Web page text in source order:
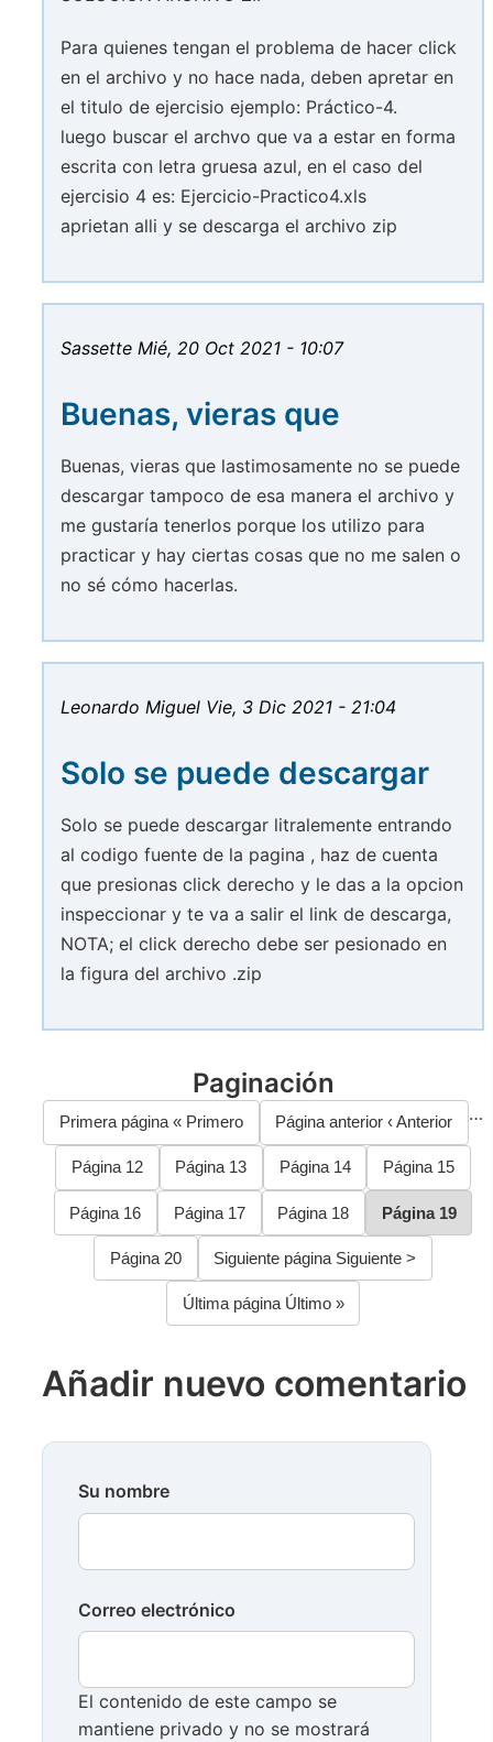
Para quienes tengan el problema de hacer click
en el archivo y no hace nada, deben apretar en
el titulo de ejercisio ejemplo: Práctico-4.
luego buscar el archvo que va a estar en forma
escrita con letra gruesa azul, en el caso del
ejercisio 4 es: Ejercicio-Practico4.xls
aprietan alli y se descarga el archivo zip
Sassette Mié, 20 Oct 2021 - 10:07
Buenas, vieras que
Buenas, vieras que lastimosamente no se puede
descargar tampoco de esa manera el archivo y
me gustaría tenerlos porque los utilizo para
practicar y hay ciertas cosas que no me salen o
no sé cómo hacerlas.
Leonardo Miguel Vie, 3 Dic 2021 - 21:04
Solo se puede descargar
Solo se puede descargar litralemente entrando
al codigo fuente de la pagina , haz de cuenta
que presionas click derecho y le das a la opcion
inspeccionar y te va a salir el link de descarga,
NOTA; el click derecho debe ser pesionado en
la figura del archivo .zip
Paginación
Primera página « Primero Página anterior ‹ Anterior …
Página 12 Página 13 Página 14 Página 15
Página 16 Página 17 Página 18 Página 19
Página 20 Siguiente página Siguiente >
Última página Último »
Añadir nuevo comentario
Su nombre
Correo electrónico
El contenido de este campo se
mantiene privado y no se mostrará